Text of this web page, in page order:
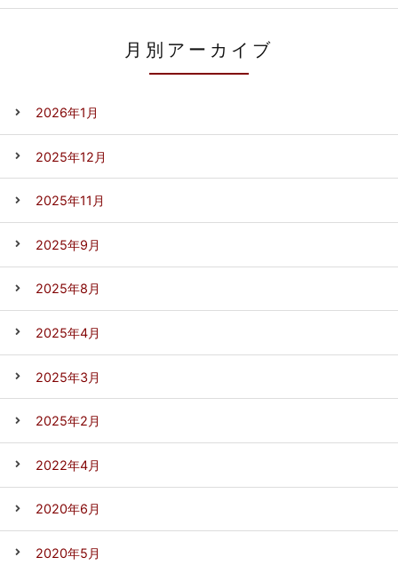
月別アーカイブ
2026年1月
2025年12月
2025年11月
2025年9月
2025年8月
2025年4月
2025年3月
2025年2月
2022年4月
2020年6月
2020年5月